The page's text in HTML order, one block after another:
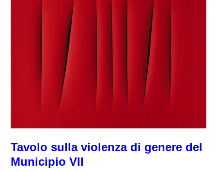
Tavolo sulla violenza di genere del
Municipio VII